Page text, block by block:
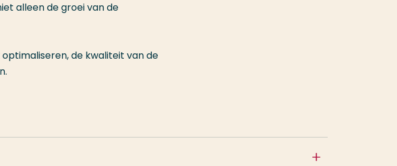
alleen de groei van de
de kwaliteit van de